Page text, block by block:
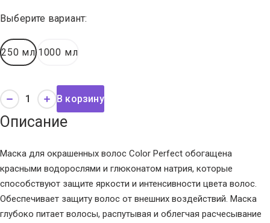
Выберите вариант:
250 мл 1000 мл
В корзину
Описание
Маска для окрашенных волос Color Perfect обогащена
красными водорослями и глюконатом натрия, которые
способствуют защите яркости и интенсивности цвета волос.
Обеспечивает защиту волос от внешних воздействий. Маска
глубоко питает волосы, распутывая и облегчая расчесывание